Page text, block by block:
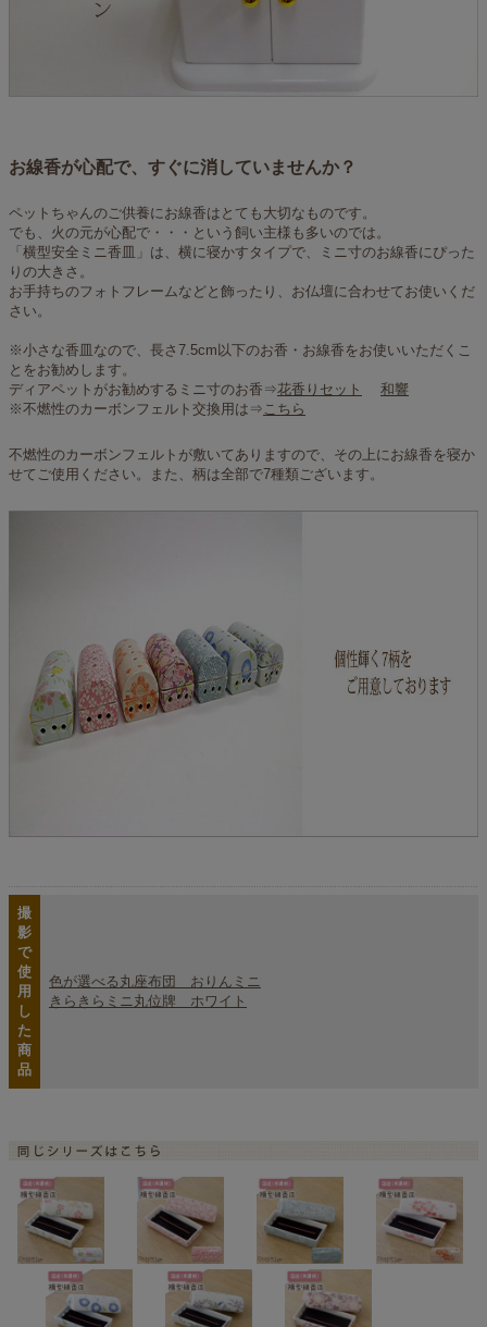
お線香が心配で、すぐに消していませんか？
ペットちゃんのご供養にお線香はとても大切なものです。
でも、火の元が心配で・・・という飼い主様も多いのでは。
「横型安全ミニ香皿」は、横に寝かすタイプで、ミニ寸のお線香にぴった
りの大きさ。
お手持ちのフォトフレームなどと飾ったり、お仏壇に合わせてお使いくだ
さい。
※小さな香皿なので、長さ7.5cm以下のお香・お線香をお使いいただくこ
とをお勧めします。
ディアペットがお勧めするミニ寸のお香⇒花香りセット
和響
※不燃性のカーボンフェルト交換用は⇒こちら
不燃性のカーボンフェルトが敷いてありますので、その上にお線香を寝か
せてご使用ください。また、柄は全部で7種類ございます。
撮
影
で
使
用
し
た
商
品
色が選べる丸座布団 おりんミニ
きらきらミニ丸位牌 ホワイト